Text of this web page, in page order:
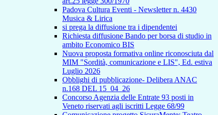
Padova Cultura Eventi - Newsletter n. 4430
Musica & Lirica
si prega la diffusione tra i dipendentei
Richiesta diffusione Bando per borsa di studio in
ambito Economico BIS
Nuova proposta formativa online riconosciuta dal
MIM "Sordità, comunicazione e LIS", Ed. estiva
Luglio 2026
Obblighi di pubblicazione- Delibera ANAC
n.168 DEL 15_04_26
Concorso Agenzia delle Entrate 93 posti in
Veneto riservati agli iscritti Legge 68/99